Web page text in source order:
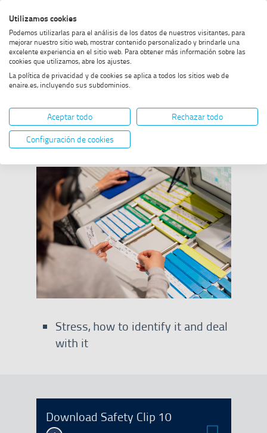
to
menu
to
content
to
footer
high
contrast
Home SHOW BREADCRUMB TRAIL OPTIONS
Safety Clip 10
Safety Clip 10
Stress, how to identify it and deal
with it
Download Safety Clip 10In PDF format
Utilizamos cookies
Podemos utilizarlas para el análisis de los datos de nuestros visitantes, para
mejorar nuestro sitio web, mostrar contenido personalizado y brindarle una
excelente experiencia en el sitio web. Para obtener más información sobre las
cookies que utilizamos, abre los ajustes.
La política de privacidad y de cookies se aplica a todos los sitios web de
enaire.es, incluyendo sus subdominios.
Aceptar todo
Rechazar todo
Configuración de cookies